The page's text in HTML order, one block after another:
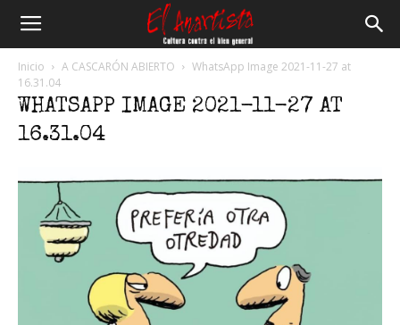
Anartista
Inicio A CASCARÓN ABIERTO
WhatsApp Image 2021-11-27 at
16.31.04
WHATSAPP IMAGE 2021-11-27 AT
16.31.04